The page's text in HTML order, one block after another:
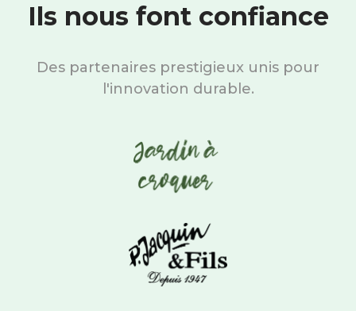
Ils nous font confiance
Des partenaires prestigieux unis pour
l'innovation durable.